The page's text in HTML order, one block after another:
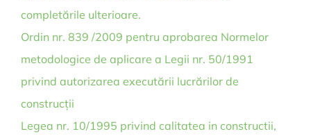
completările ulterioare.
Ordin nr. 839 /2009 pentru aprobarea Normelor
metodologice de aplicare a Legii nr. 50/1991
privind autorizarea executării lucrărilor de
construcții
Legea nr. 10/1995 privind calitatea in constructii,